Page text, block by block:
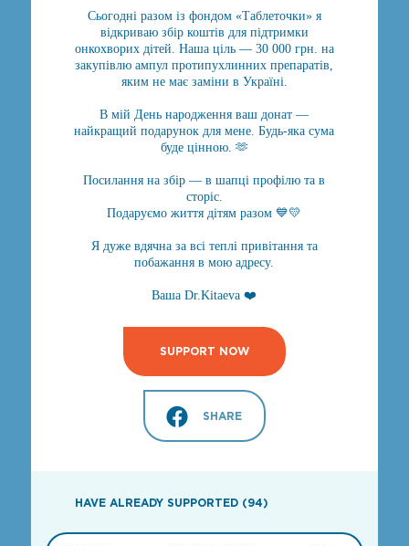
Сьогодні разом із фондом «Таблеточки» я
відкриваю збір коштів для підтримки
онкохворих дітей. Наша ціль — 30 000 грн. на
закупівлю ампул протипухлинних препаратів,
яким не має заміни в Україні.
В мій День народження ваш донат —
найкращий подарунок для мене. Будь-яка сума
буде цінною. 🫶
Посилання на збір — в шапці профілю та в
сторіс.
Подаруємо життя дітям разом 💙💛
Я дуже вдячна за всі теплі привітання та
побажання в мою адресу.
Ваша Dr.Kitaeva ❤️
SUPPORT NOW
SHARE
HAVE ALREADY SUPPORTED (94)